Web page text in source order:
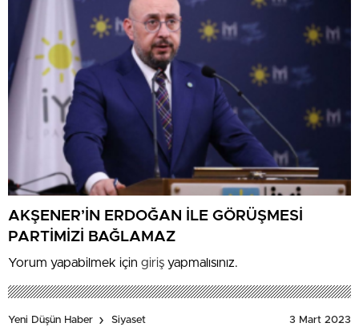
AKŞENER’İN ERDOĞAN İLE GÖRÜŞMESİ
PARTİMİZİ BAĞLAMAZ
Yorum yapabilmek için giriş yapmalısınız.
Yeni Düşün Haber Siyaset 3 Mart 2023